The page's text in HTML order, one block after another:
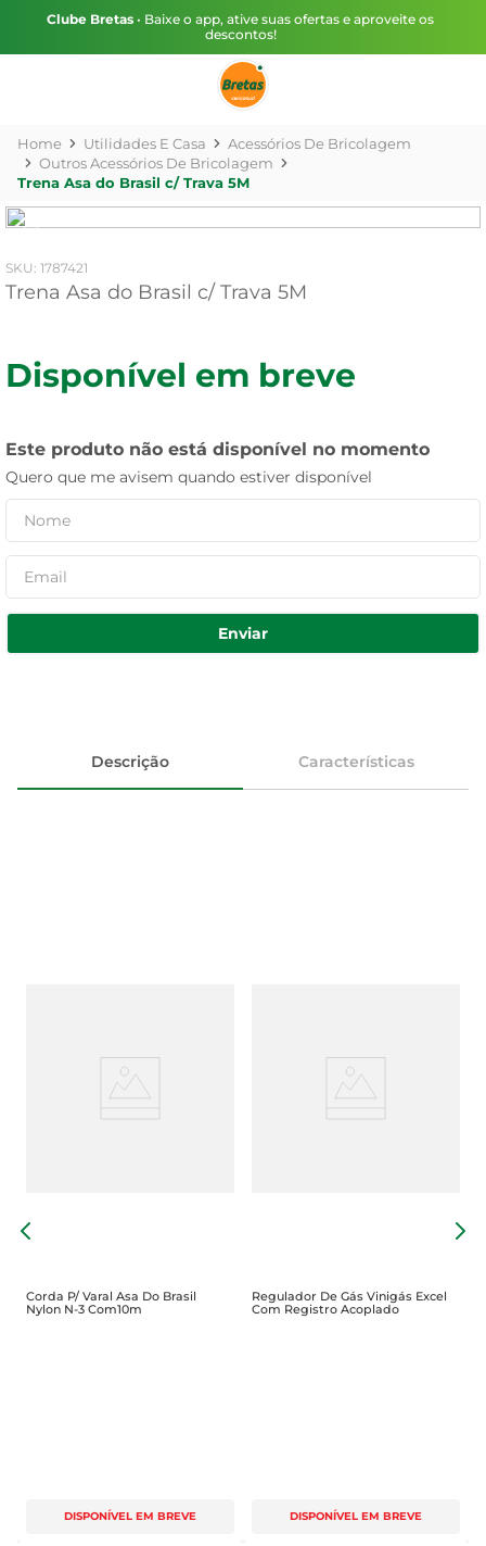
Clube Bretas • Baixe o app, ative suas ofertas e aproveite os
descontos!
Utilidades E Casa
Acessórios De Bricolagem
Outros Acessórios De Bricolagem
Trena Asa do Brasil c/ Trava 5M
: 1787421
Trena Asa do Brasil c/ Trava 5M
Disponível em breve
Este produto não está disponível no momento
Quero que me avisem quando estiver disponível
Enviar
Descrição Características
Corda P/ Varal Asa Do Brasil
Nylon N-3 Com10m
DISPONÍVEL EM BREVE
Regulador De Gás Vinigás Excel
Com Registro Acoplado
DISPONÍVEL EM BREVE